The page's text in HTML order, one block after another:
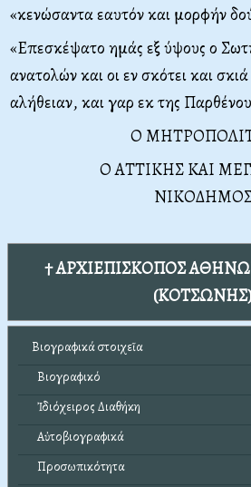
«κενώσαντα εαυτόν και μορφήν
«Eπεσκέψατο ημάς εξ ύψους ο
ανατολών και οι εν σκότει και
αλήθειαν, και γαρ εκ της
Ο
Ο ΑΤΤΙΚΗΣ ΚΑΙ
† ΑΡΧΙΕΠΙΣΚΟΠΟΣ
Βιογραφικά στοιχεῖα
Βιογραφικό
Ἰδιόχειρος Διαθήκη
Αὐτοβιογραφικά
Προσωπικότητα